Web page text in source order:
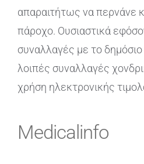
απαραιτήτως να περνάνε
πάροχο. Ουσιαστικά
συναλλαγές με το
λοιπές συναλλαγές
χρήση ηλεκτρονικής
Medicalinfo